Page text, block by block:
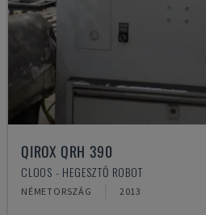
QIROX QRH 390
CLOOS - HEGESZTŐ ROBOT
NÉMETORSZÁG 2013